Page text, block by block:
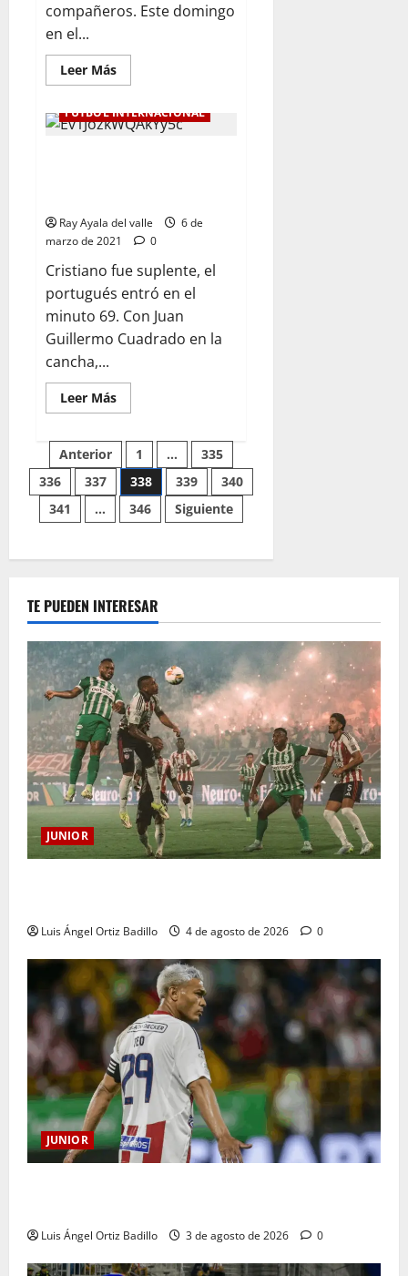
compañeros. Este domingo
en el...
Leer Más
FÚTBOL INTERNACIONAL
Ray Ayala del valle
6 de
marzo de 2021
0
Cristiano fue suplente, el
portugués entró en el
minuto 69. Con Juan
Guillermo Cuadrado en la
cancha,...
Leer Más
Anterior 1 …
335
336
337 338 339
340
341
… 346 Siguiente
TE PUEDEN INTERESAR
JUNIOR
Luis Ángel Ortiz Badillo 4 de agosto de 2026 0
JUNIOR
Luis Ángel Ortiz Badillo 3 de agosto de 2026 0